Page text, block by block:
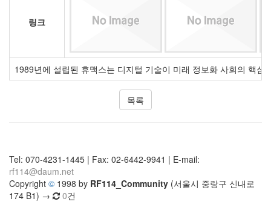
링크
1989년에 설립된 휴맥스는 디지털 기술이 미래 정보화 사회의 핵
목록
Tel: 070-4231-1445 | Fax: 02-6442-9941 | E-mail:
rf114@daum.net
Copyright © 1998 by RF114_Community (서울시 중랑구 신내로
174 B1) →
0건